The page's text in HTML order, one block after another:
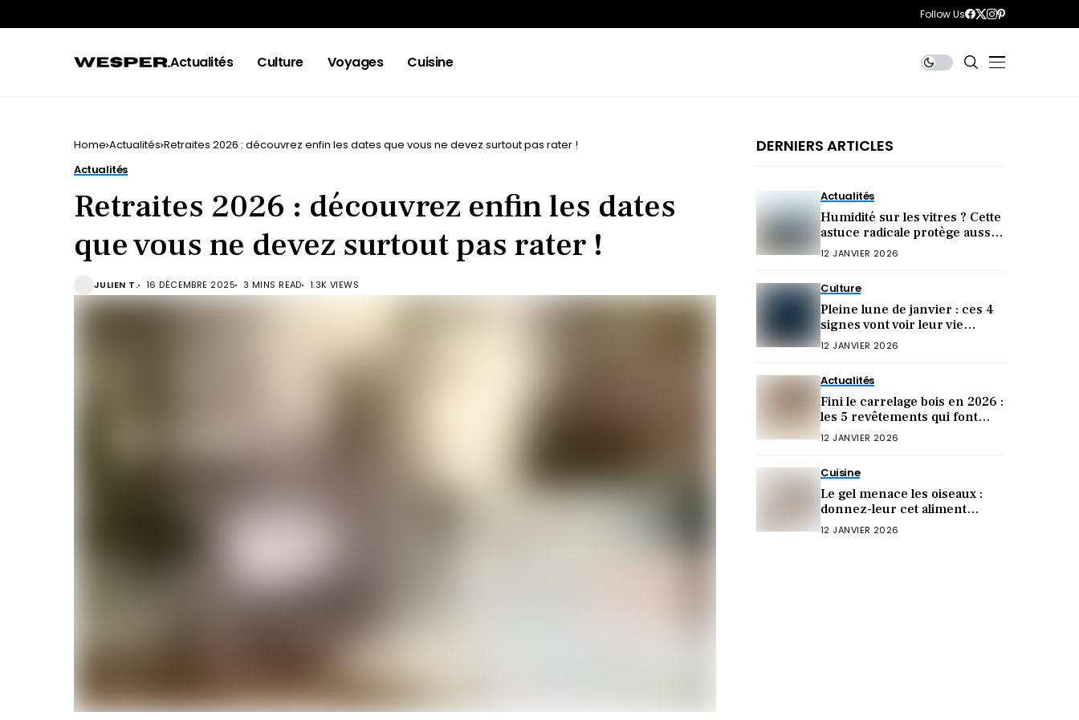
Follow Us
Actualités Culture Voyages Cuisine
Home Actualités Retraites 2026 : découvrez enfin les dates que vous ne devez surtout pas rater !
Actualités
Retraites 2026 : découvrez enfin les dates
que vous ne devez surtout pas rater !
JULIEN T. 16 DÉCEMBRE 2025 3 MINS READ 1.3K VIEWS
DERNIERS ARTICLES
Actualités
Humidité sur les vitres ? Cette
astuce radicale protège aussi
votre santé
12 JANVIER 2026
Culture
Pleine lune de janvier : ces 4
signes vont voir leur vie
bouleversée !
12 JANVIER 2026
Actualités
Fini le carrelage bois en 2026 :
les 5 revêtements qui font
sensation cette année !
12 JANVIER 2026
Cuisine
Le gel menace les oiseaux :
donnez-leur cet aliment
crucial (sinon ils meurent)
12 JANVIER 2026